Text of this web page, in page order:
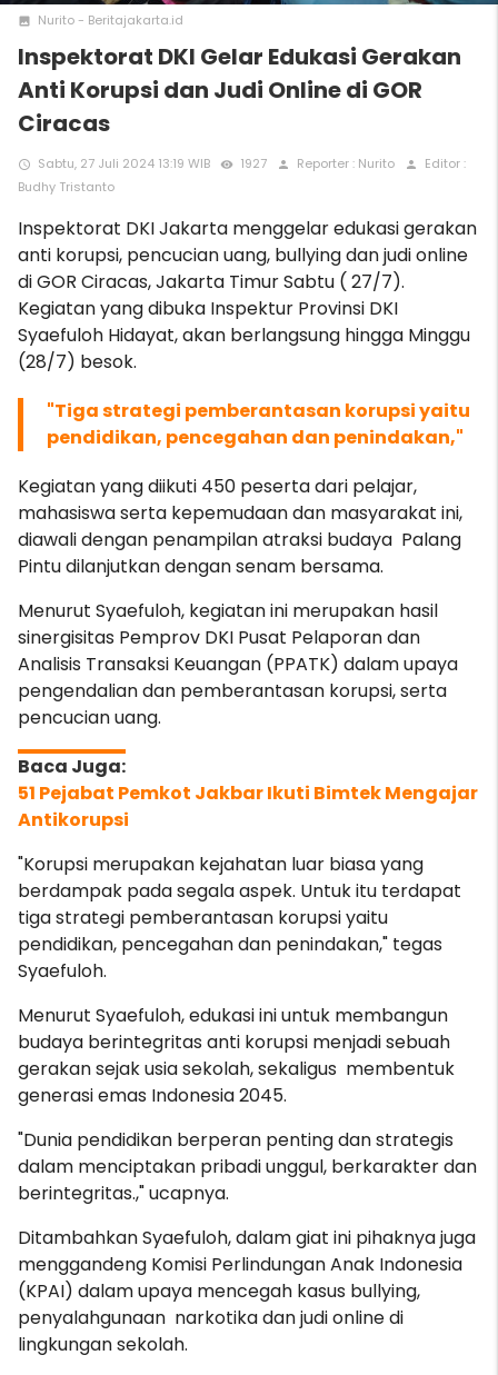
photo Nurito - Beritajakarta.id
Inspektorat DKI Gelar Edukasi Gerakan
Anti Korupsi dan Judi Online di GOR
Ciracas
access_time Sabtu, 27 Juli 2024 13:19 WIB remove_red_eye 1927 person Reporter : Nurito person
Editor :
Budhy Tristanto
Inspektorat DKI Jakarta menggelar edukasi gerakan
anti korupsi, pencucian uang, bullying dan judi online
di GOR Ciracas, Jakarta Timur Sabtu ( 27/7).
Kegiatan yang dibuka Inspektur Provinsi DKI
Syaefuloh Hidayat, akan berlangsung hingga Minggu
(28/7) besok.
"Tiga strategi pemberantasan korupsi yaitu
pendidikan, pencegahan dan penindakan,"
Kegiatan yang diikuti 450 peserta dari pelajar,
mahasiswa serta kepemudaan dan masyarakat ini,
diawali dengan penampilan atraksi budaya Palang
Pintu dilanjutkan dengan senam bersama.
Menurut Syaefuloh, kegiatan ini merupakan hasil
sinergisitas Pemprov DKI Pusat Pelaporan dan
Analisis Transaksi Keuangan (PPATK) dalam upaya
pengendalian dan pemberantasan korupsi, serta
pencucian uang.
51 Pejabat Pemkot Jakbar Ikuti Bimtek Mengajar
Antikorupsi
"Korupsi merupakan kejahatan luar biasa yang
berdampak pada segala aspek. Untuk itu terdapat
tiga strategi pemberantasan korupsi yaitu
pendidikan, pencegahan dan penindakan," tegas
Syaefuloh.
Menurut Syaefuloh, edukasi ini untuk membangun
budaya berintegritas anti korupsi menjadi sebuah
gerakan sejak usia sekolah, sekaligus membentuk
generasi emas Indonesia 2045.
"Dunia pendidikan berperan penting dan strategis
dalam menciptakan pribadi unggul, berkarakter dan
berintegritas.," ucapnya.
Ditambahkan Syaefuloh, dalam giat ini pihaknya juga
menggandeng Komisi Perlindungan Anak Indonesia
(KPAI) dalam upaya mencegah kasus bullying,
penyalahgunaan narkotika dan judi online di
lingkungan sekolah.